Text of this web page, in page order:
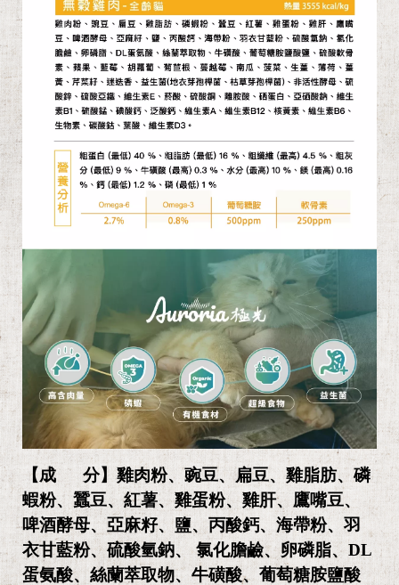
【成 分】 雞肉粉、豌豆、扁豆、雞脂肪、磷
蝦粉、蠶豆、紅薯、雞蛋粉、雞肝、鷹嘴豆、
啤酒酵母、亞麻籽、鹽、丙酸鈣、海帶粉、羽
衣甘藍粉、硫酸氫鈉、 氯化膽鹼、卵磷脂、DL
蛋氨酸、絲蘭萃取物、牛磺酸、葡萄糖胺鹽酸